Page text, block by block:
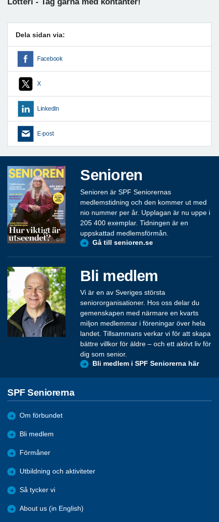
Lotteri - Tag gärna med kontanter!
Dela sidan via:
Facebook
X
LinkedIn
E-post
Senioren
Senioren är SPF Seniorernas
medlemstidning och den kommer ut med
nio nummer per år. Upplagan är nu uppe i
205 400 exemplar. Tidningen är en
uppskattad medlemsförmån.
Gå till senioren.se
Bli medlem
Vi är en av Sveriges största
seniororganisationer. Hos oss delar du
gemenskapen med närmare en kvarts
miljon medlemmar i föreningar över hela
landet. Tillsammans verkar vi för att skapa
bättre villkor för äldre – och ett aktivt liv för
dig som senior.
Bli medlem i SPF Seniorerna här
SPF Seniorerna
Om förbundet
Bli medlem
Förmåner
Utbildning och aktiviteter
Så tycker vi
About us (in English)